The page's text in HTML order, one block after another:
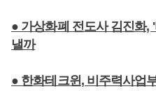
● 가상화폐 전도사 김진화,
낼까
● 한화테크윈, 비주력사업